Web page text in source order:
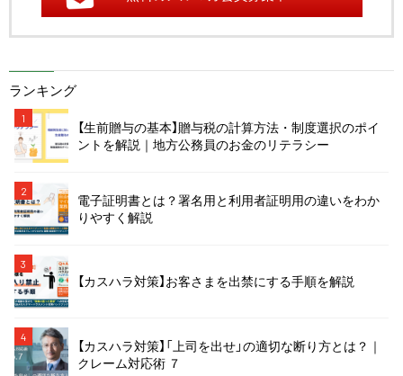
ランキング
1
【生前贈与の基本】贈与税の計算方法・制度選択のポイ
ントを解説｜地方公務員のお金のリテラシー
2
電子証明書とは？署名用と利用者証明用の違いをわか
りやすく解説
3
【カスハラ対策】お客さまを出禁にする手順を解説
4
【カスハラ対策】「上司を出せ」の適切な断り方とは？｜
クレーム対応術 ７